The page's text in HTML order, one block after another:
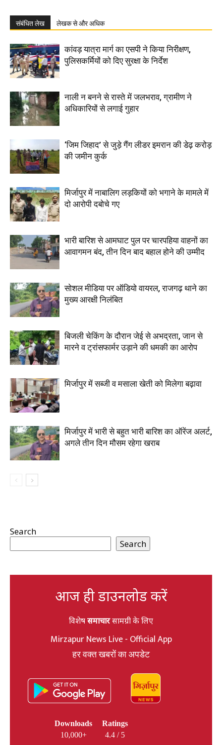
संबंधित लेख लेखक से और अधिक
कांवड़ यात्रा मार्ग का एसपी ने किया निरीक्षण,
पुलिसकर्मियों को दिए सुरक्षा के निर्देश
नाली न बनने से रास्ते में जलभराव, ग्रामीण ने
अधिकारियों से लगाई गुहार
‘जिम जिहाद’ से जुड़े गैंग लीडर इमरान की डेढ़ करोड़
की जमीन कुर्क
मिर्जापुर में नाबालिग लड़कियों को भगाने के मामले में
दो आरोपी दबोचे गए
भारी बारिश से आमघाट पुल पर चारपहिया वाहनों का
आवागमन बंद, तीन दिन बाद बहाल होने की उम्मीद
सोशल मीडिया पर ऑडियो वायरल, राजगढ़ थाने का
मुख्य आरक्षी निलंबित
बिजली चेकिंग के दौरान जेई से अभद्रता, जान से
मारने व ट्रांसफार्मर उड़ाने की धमकी का आरोप
मिर्जापुर में सब्जी व मसाला खेती को मिलेगा बढ़ावा
मिर्जापुर में भारी से बहुत भारी बारिश का ऑरेंज अलर्ट,
अगले तीन दिन मौसम रहेगा खराब
Search
Search
आज ही डाउनलोड करें
विशेषसमाचारसामग्री के लिए
Mirzapur News Live - Official App
हर वक्त खबरों का अपडेट
Downloads
10,000+
Ratings
4.4 / 5